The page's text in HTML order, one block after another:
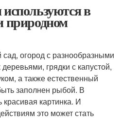
в
природном
огород с разнообразными
грядки с капустой,
а также естественный
заполнен рыбой. В
картинка. И
это может стать